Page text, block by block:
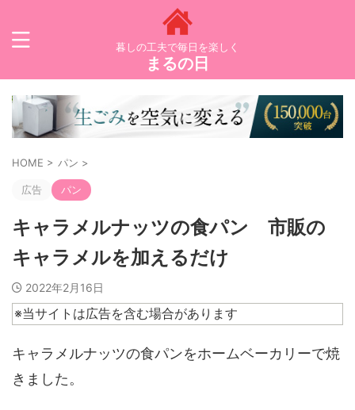
暮しの工夫で毎日を楽しく
まるの日
HOME > パン >
広告 パン
キャラメルナッツの食パン 市販の
キャラメルを加えるだけ
2022年2月16日
※当サイトは広告を含む場合があります
キャラメルナッツの食パンをホームベーカリーで焼
きました。